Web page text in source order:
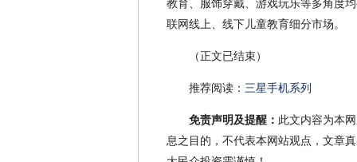
教育、服饰穿戴、游戏玩乐等多角度
联网线上、线下儿童教育细分市场。
（正文已结束）
推荐阅读： 三星手机系列
免责声明及提醒： 此文内容为本
息之目的，不代表本网站观点，文章